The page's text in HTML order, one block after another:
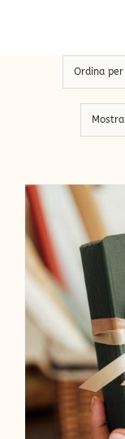
Ordina per
Mostra